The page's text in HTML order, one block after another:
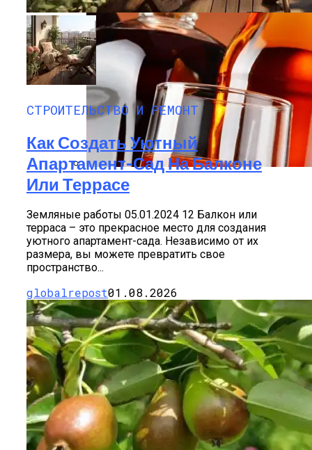
Снять Квартиру Для Отдыха: Лучшие
Регионы И Предложения
Алкоголь Может Быть Полезным: Что
СТРОИТЕЛЬСТВО И РЕМОНТ
Как Создать Уютный
Апартамент-Сад На Балконе
Или Террасе
Земляные работы 05.01.2024 12 Балкон или
терраса – это прекрасное место для создания
уютного апартамент-сада. Независимо от их
размера, вы можете превратить свое
пространство...
globalrepost01.08.2026